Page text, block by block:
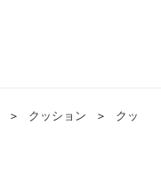
＞ クッション ＞
クッ